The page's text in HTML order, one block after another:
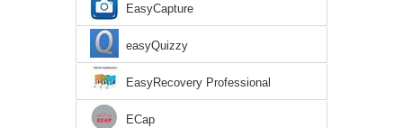
EasyCapture
easyQuizzy
EasyRecovery Professional
ECap